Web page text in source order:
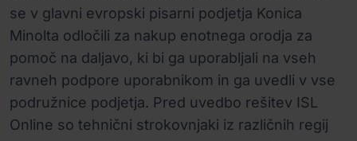
se v glavni evropski pisarni podjetja Konica
Minolta odločili za nakup enotnega orodja za
pomoč na daljavo, ki bi ga uporabljali na vseh
ravneh podpore uporabnikom in ga uvedli v vse
podružnice podjetja. Pred uvedbo rešitev ISL
Online so tehnični strokovnjaki iz različnih regij